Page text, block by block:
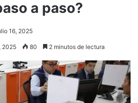
a paso?
16, 2025
2025 80 2 minutos de lectura